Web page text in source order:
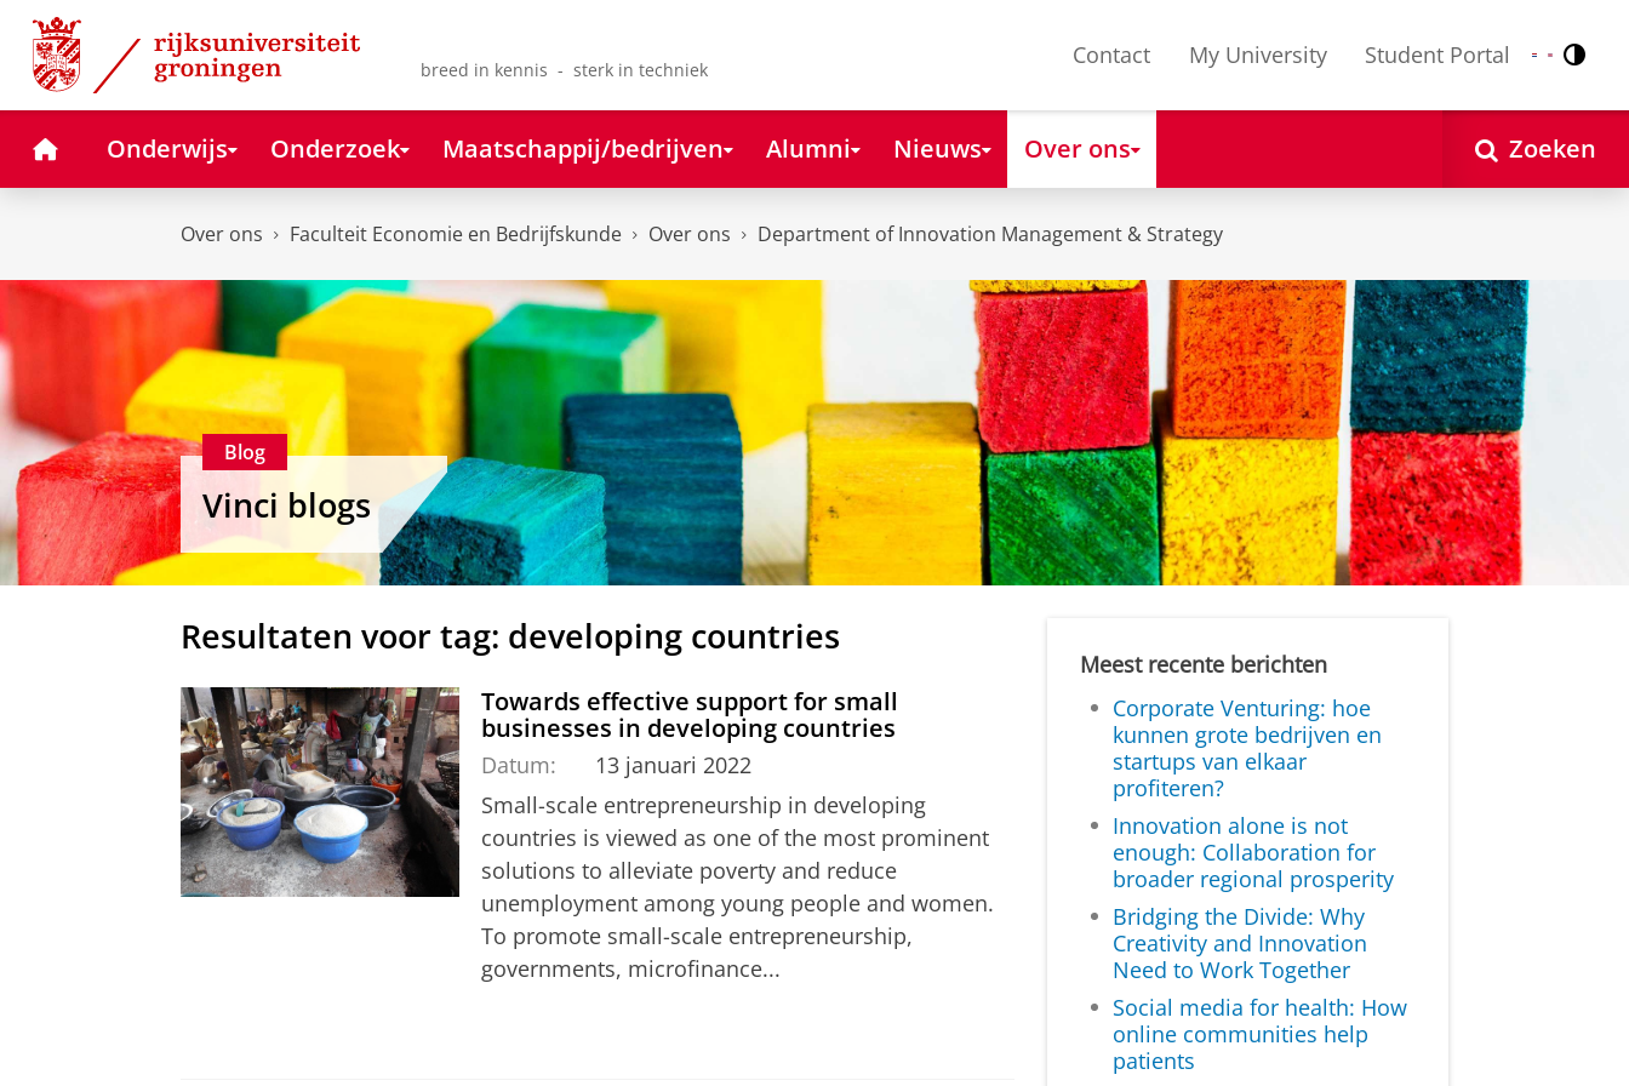
Skip
Content
Skip
Navigation
breed in kennis - sterk in techniek
Contact My University Student Portal Nederlands
English
HomeOnderwijs Onderzoek Maatschappij/bedrijven Alumni Nieuws Over ons Zoeken
Over ons Faculteit Economie en Bedrijfskunde Over ons Department of Innovation Management & Strategy
Blog
Vinci blogs
Resultaten voor tag: developing countries
Towards effective support for small
businesses in developing countries
Datum:
13 januari 2022
Small-scale entrepreneurship in developing
countries is viewed as one of the most prominent
solutions to alleviate poverty and reduce
unemployment among young people and women.
To promote small-scale entrepreneurship,
governments, microfinance...
Meest recente berichten
Corporate Venturing: hoe
kunnen grote bedrijven en
startups van elkaar
profiteren?
Innovation alone is not
enough: Collaboration for
broader regional prosperity
Bridging the Divide: Why
Creativity and Innovation
Need to Work Together
Social media for health: How
online communities help
patients